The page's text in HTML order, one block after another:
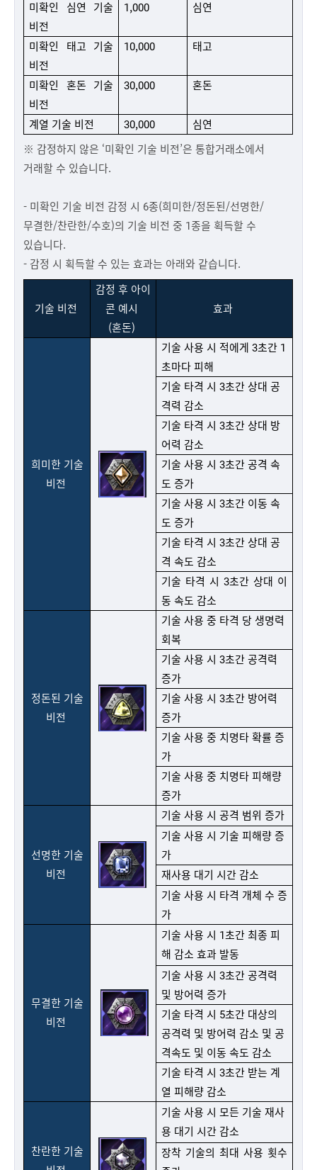
미확인 심연 기술
비전
1,000 심연
미확인 태고 기술
비전
10,000 태고
미확인 혼돈 기술
비전
30,000 혼돈
계열 기술 비전 30,000
심연
※ 감정하지 않은 ‘미확인 기술 비전’은 통합거래소에서
거래할 수 있습니다.
- 미확인 기술 비전 감정 시 6종(희미한/정돈된/선명한/
무결한/찬란한/수호)의 기술 비전 중 1종을 획득할 수
있습니다.
- 감정 시 획득할 수 있는 효과는 아래와 같습니다.
기술 비전
감정 후 아이
콘 예시
(혼돈)
효과
희미한 기술
비전
기술 사용 시 적에게 3초간 1
초마다 피해
기술 타격 시 3초간 상대 공
격력 감소
기술 타격 시 3초간 상대 방
어력 감소
기술 사용 시 3초간 공격 속
도 증가
기술 사용 시 3초간 이동 속
도 증가
기술 타격 시 3초간 상대 공
격 속도 감소
기술 타격 시 3초간 상대 이
동 속도 감소
정돈된 기술
비전
기술 사용 중 타격 당 생명력
회복
기술 사용 시 3초간 공격력
증가
기술 사용 시 3초간 방어력
증가
기술 사용 중 치명타 확률 증
가
기술 사용 중 치명타 피해량
증가
선명한 기술
비전
기술 사용 시 공격 범위 증가
기술 사용 시 기술 피해량 증
가
재사용 대기 시간 감소
기술 사용 시 타격 개체 수 증
가
무결한 기술
비전
기술 사용 시 1초간 최종 피
해 감소 효과 발동
기술 사용 시 3초간 공격력
및 방어력 증가
기술 타격 시 5초간 대상의
공격력 및 방어력 감소 및 공
격속도 및 이동 속도 감소
기술 타격 시 3초간 받는 계
열 피해량 감소
찬란한 기술
기술 사용 시 모든 기술 재사
용 대기 시간 감소
장착 기술의 최대 사용 횟수